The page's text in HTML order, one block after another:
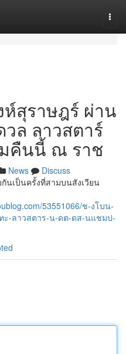
ห์สุราษฎร์ ผ่าน
ล ลาวสตาร์
คืนนี้ ณ ราช
News
Discuss
นเป็นครั้งที่สามบนสังเวียน
53551066/ช-งโบน-
ะ-ลาวสตาร-น-ดต-ดส-นแชมป-